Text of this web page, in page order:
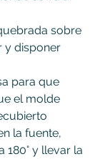
sobre
y disponer
para que
el molde
la fuente,
180° y llevar la